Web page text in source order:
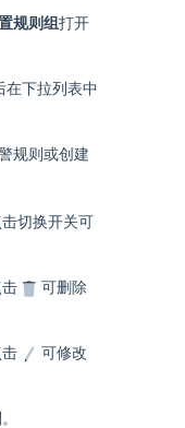
规则组打开
在下拉列表中
规则或创建
切换开关可
可删除
可修改